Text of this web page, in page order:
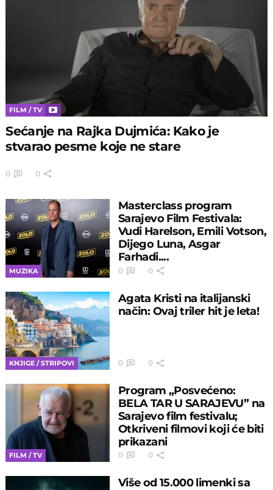
FILM / TV
Sećanje na Rajka Dujmića: Kako je
stvarao pesme koje ne stare
0 0
MUZIKA
Masterclass program
Sarajevo Film Festivala:
Vudi Harelson, Emili Votson,
Dijego Luna, Asgar
Farhadi....
0 0
KNJIGE / STRIPOVI
Agata Kristi na italijanski
način: Ovaj triler hit je leta!
0 0
FILM / TV
Program „Posvećeno:
BELA TAR U SARAJEVU” na
Sarajevo film festivalu;
Otkriveni filmovi koji će biti
prikazani
0 0
Više od 15.000 limenki sa